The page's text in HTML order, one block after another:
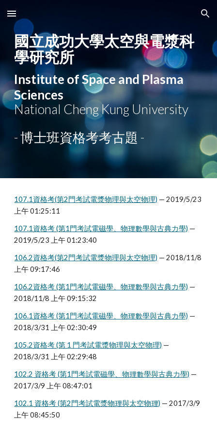
Skip to main content Skip to navigation
國立成功大學太空與電漿科
學研究所
Institute of Space and Plasma
Sciences
National Cheng Kung University
- 博士班資格考考古題 -
107.1資格考(第2門考試電漿物理與太空物理) — 2019/5/23
上午 01:25:11
107.1資格考 (第1門考試電磁學、物理數學與古典力學) —
2019/5/23 上午 01:23:40
106.2資格考(第2門考試電漿物理與太空物理) — 2018/11/8
上午 09:17:46
106.2資格考 (第1門考試電磁學、物理數學與古典力學) —
2018/11/8 上午 09:15:32
106.1資格考 (第1門考試電磁學、物理數學與古典力學) —
2018/3/31 上午 02:30:49
105.2資格考 (第 1 門考試電漿物理與太空物理) —
2018/3/31 上午 02:29:48
102.2 資格考 (第1門考試電磁學、物理數學與古典力學) —
2017/3/9 上午 08:47:01
102.1 資格考 (第2門考試電漿物理與太空物理) — 2017/3/9
上午 08:45:50